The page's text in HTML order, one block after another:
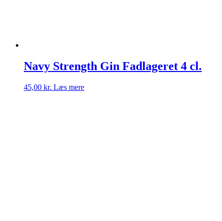
Navy Strength Gin Fadlageret 4 cl.
45,00 kr. Læs mere